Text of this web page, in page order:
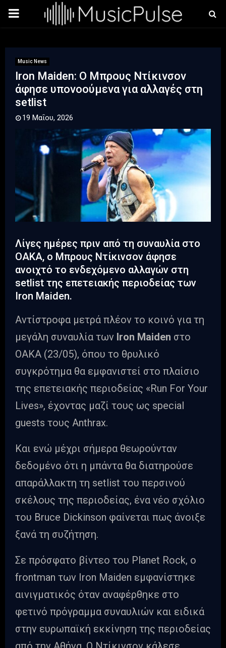
PRIMARY
Music News
Iron Maiden: Ο Μπρους Ντίκινσον
άφησε υπονοούμενα για αλλαγές στη
setlist
19 Μαΐου, 2026
Λίγες ημέρες πριν από τη συναυλία στο
ΟΑΚΑ, ο Μπρους Ντίκινσον άφησε
ανοιχτό το ενδεχόμενο αλλαγών στη
setlist της επετειακής περιοδείας των
Iron Maiden.
Αντίστροφα μετρά πλέον το κοινό για τη
μεγάλη συναυλία των Iron Maiden στο
ΟΑΚΑ (23/05), όπου το θρυλικό
συγκρότημα θα εμφανιστεί στο πλαίσιο
της επετειακής περιοδείας «Run For Your
Lives», έχοντας μαζί τους ως special
guests τους Anthrax.
Και ενώ μέχρι σήμερα θεωρούνταν
δεδομένο ότι η μπάντα θα διατηρούσε
απαράλλακτη τη setlist του περσινού
σκέλους της περιοδείας, ένα νέο σχόλιο
του Bruce Dickinson φαίνεται πως άνοιξε
ξανά τη συζήτηση.
Σε πρόσφατο βίντεο του Planet Rock, ο
frontman των Iron Maiden εμφανίστηκε
αινιγματικός όταν αναφέρθηκε στο
φετινό πρόγραμμα συναυλιών και ειδικά
στην ευρωπαϊκή εκκίνηση της περιοδείας